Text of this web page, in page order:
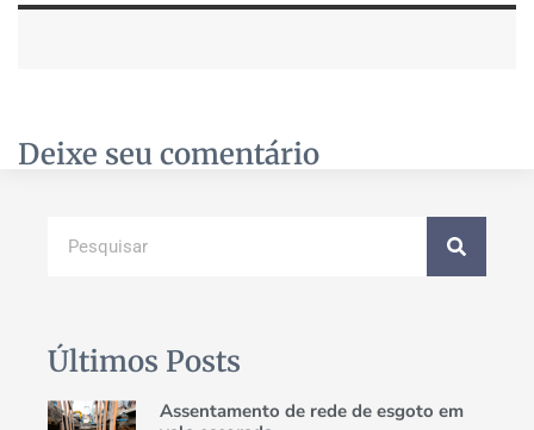
Deixe seu comentário
Últimos Posts
Assentamento de rede de esgoto em